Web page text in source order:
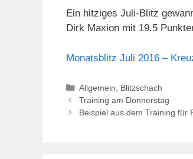
Ein hitziges Juli-Blitz
Dirk Maxion mit 19.5
Monatsblitz Juli 2016 –
Kategorien
Allgemein, Blitzschach
Training am Donnerstag
Beispiel aus dem Training für